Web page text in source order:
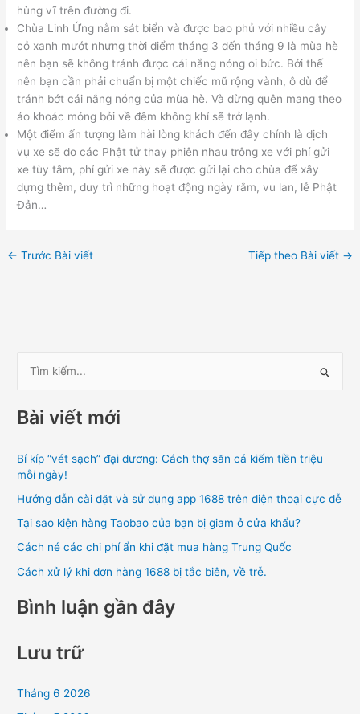
hùng vĩ trên đường đi.
Chùa Linh Ứng nằm sát biển và được bao phủ với nhiều cây
cỏ xanh mướt nhưng thời điểm tháng 3 đến tháng 9 là mùa hè
nên bạn sẽ không tránh được cái nắng nóng oi bức. Bởi thế
nên bạn cần phải chuẩn bị một chiếc mũ rộng vành, ô dù để
tránh bớt cái nắng nóng của mùa hè. Và đừng quên mang theo
áo khoác mỏng bởi về đêm không khí sẽ trở lạnh.
Một điểm ấn tượng làm hài lòng khách đến đây chính là dịch
vụ xe sẽ do các Phật tử thay phiên nhau trông xe với phí gửi
xe tùy tâm, phí gửi xe này sẽ được gửi lại cho chùa để xây
dựng thêm, duy trì những hoạt động ngày rằm, vu lan, lễ Phật
Đản…
← Trước Bài viết Tiếp theo Bài viết →
m
i
ế
m
:
Bài viết mới
Bí kíp “vét sạch” đại dương: Cách thợ săn cá kiếm tiền triệu
mỗi ngày!
Hướng dẫn cài đặt và sử dụng app 1688 trên điện thoại cực dễ
Tại sao kiện hàng Taobao của bạn bị giam ở cửa khẩu?
Cách né các chi phí ẩn khi đặt mua hàng Trung Quốc
Cách xử lý khi đơn hàng 1688 bị tắc biên, về trễ.
Bình luận gần đây
Lưu trữ
Tháng 6 2026